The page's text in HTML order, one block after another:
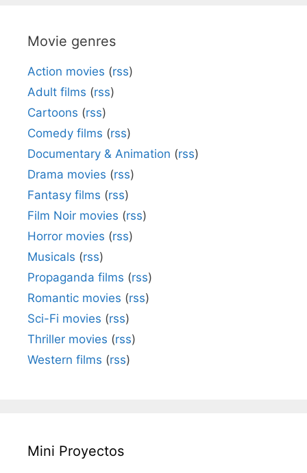
Movie genres
Action movies (rss)
Adult films (rss)
Cartoons (rss)
Comedy films (rss)
Documentary & Animation (rss)
Drama movies (rss)
Fantasy films (rss)
Film Noir movies (rss)
Horror movies (rss)
Musicals (rss)
Propaganda films (rss)
Romantic movies (rss)
Sci-Fi movies (rss)
Thriller movies (rss)
Western films (rss)
Mini Proyectos